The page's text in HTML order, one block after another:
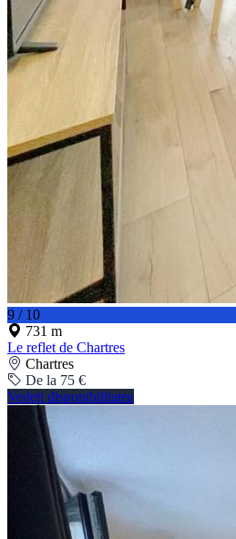
9 / 10
731 m
Le reflet de Chartres
Chartres
De la 75 €
Vedeți disponibilitatea